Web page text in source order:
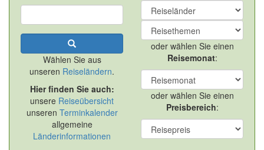
Wählen Sie aus
unseren Reiseländern.
Hier finden Sie auch:
unsere Reiseübersicht
unseren Terminkalender
allgemeine
Länderinformationen
oder wählen Sie einen
Reisemonat:
oder wählen Sie einen
Preisbereich: